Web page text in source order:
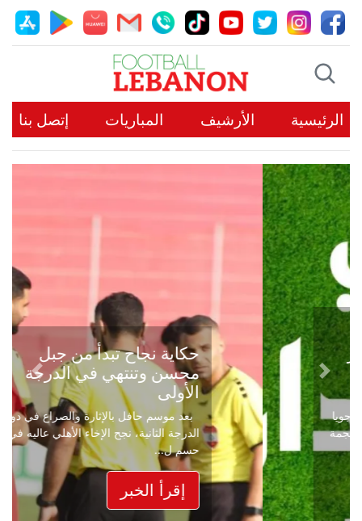
الرئيسية الأرشيف المباريات إتصل بنا
حكاية نجاح تبدأ من جبل
محسن وتنتهي في الدرجة
الأولى
بعد موسم حافل بالإثارة والصراع في دوري
الدرجة الثانية، نجح الإخاء الأهلي عاليه في
حسم ل...
إقرأ الخبر
Previous
Next